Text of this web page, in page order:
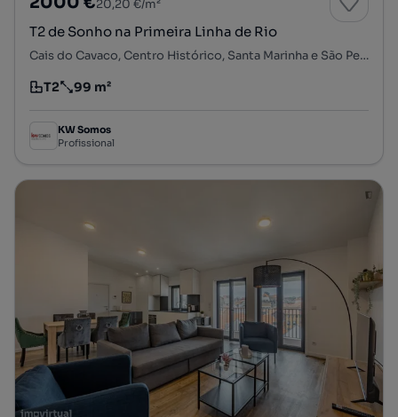
20,20 €/m²
T2 de Sonho na Primeira Linha de Rio
Cais do Cavaco, Centro Histórico, Santa Marinha e São Pedro da Afurada, Vila Nova de Gaia, Porto
Tipologia
T2
Preço por metro quadrado
99 m²
KW Somos
Profissional